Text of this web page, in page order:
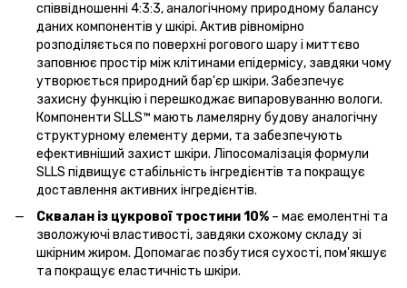
співвідношенні 4:3:3, аналогічному природному балансу
даних компонентів у шкірі. Актив рівномірно
розподіляється по поверхні рогового шару і миттєво
заповнює простір між клітинами епідермісу, завдяки чому
утворюється природний бар'єр шкіри. Забезпечує
захисну функцію і перешкоджає випаровуванню вологи.
Компоненти SLLS™ мають ламелярну будову аналогічну
структурному елементу дерми, та забезпечують
ефективніший захист шкіри. Ліпосомалізація формули
SLLS підвищує стабільність інгредієнтів та покращує
доставлення активних інгредієнтів.
Сквалан із цукрової тростини 10% – має емолентні та
зволожуючі властивості, завдяки схожому складу зі
шкірним жиром. Допомагає позбутися сухості, пом'якшує
та покращує еластичність шкіри.